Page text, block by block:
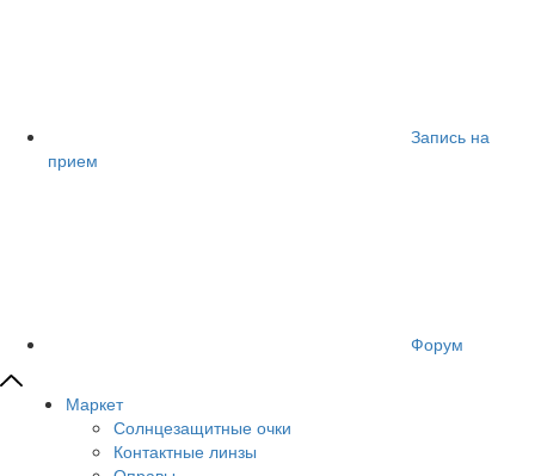
Запись на
прием
Форум
Маркет
Солнцезащитные очки
Контактные линзы